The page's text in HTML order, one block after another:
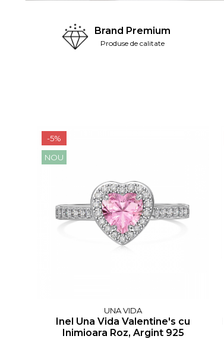
Brand Premium
Produse de calitate
-5%
NOU
UNA VIDA
Inel Una Vida Valentine's cu
Inimioara Roz, Argint 925